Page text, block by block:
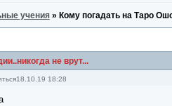
учения » Кому погадать на Таро
не врут...
18.10.19 18:28